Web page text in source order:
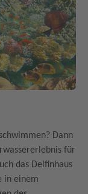
Dann
für
das Delfinhaus
in einem